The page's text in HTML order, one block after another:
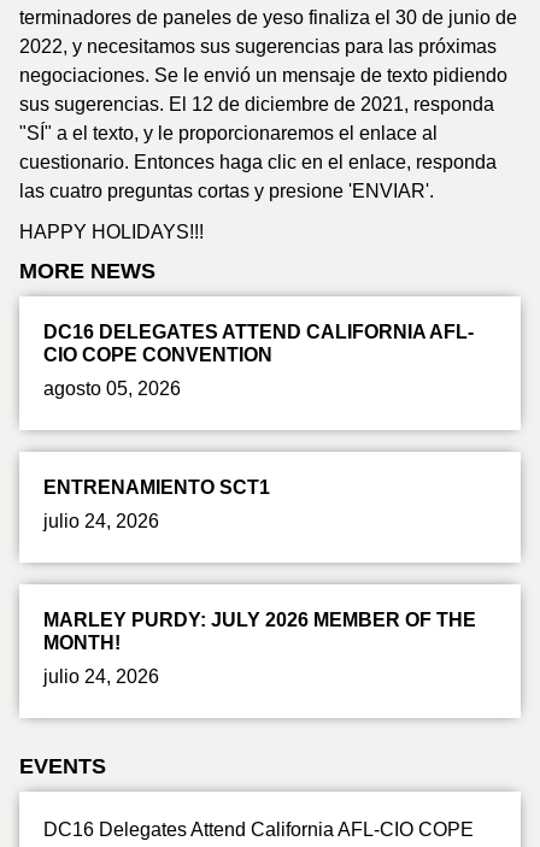
terminadores de paneles de yeso finaliza el 30 de junio de
2022, y necesitamos sus sugerencias para las próximas
negociaciones. Se le envió un mensaje de texto pidiendo
sus sugerencias. El 12 de diciembre de 2021, responda
"SÍ" a el texto, y le proporcionaremos el enlace al
cuestionario. Entonces haga clic en el enlace, responda
las cuatro preguntas cortas y presione 'ENVIAR'.
HAPPY HOLIDAYS!!!
MORE NEWS
DC16 DELEGATES ATTEND CALIFORNIA AFL-
CIO COPE CONVENTION
agosto 05, 2026
ENTRENAMIENTO SCT1
julio 24, 2026
MARLEY PURDY: JULY 2026 MEMBER OF THE
MONTH!
julio 24, 2026
EVENTS
DC16 Delegates Attend California AFL-CIO COPE